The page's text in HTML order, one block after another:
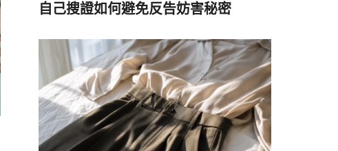
自己搜證如何避免反告妨害秘密